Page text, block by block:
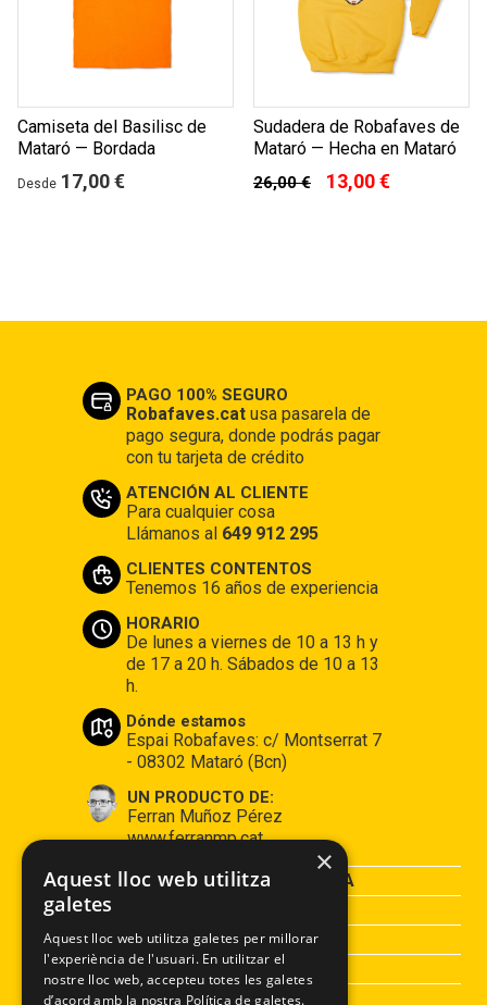
Camiseta del Basilisc de
Mataró — Bordada
Desde 17,00 €
Sudadera de Robafaves de
Mataró — Hecha en Mataró
26,00 € 13,00 €
PAGO 100% SEGURO
Robafaves.catusa pasarela de
pago segura, donde podrás pagar
con tu tarjeta de crédito
ATENCIÓN AL CLIENTE
Para cualquier cosa
Llámanos al 649 912 295
CLIENTES CONTENTOS
Tenemos 16 años de experiencia
HORARIO
De lunes a viernes de 10 a 13 h y
de 17 a 20 h. Sábados de 10 a 13
h.
Dónde estamos
Espai Robafaves: c/ Montserrat 7
- 08302 Mataró (Bcn)
UN PRODUCTO DE:
Ferran Muñoz Pérez
www.ferranmp.cat
CONDICIONES DE COMPRA
POLÍTICA DE PRIVACIDAD
POLÍTICA DE COOKIES
×
Aquest lloc web utilitza
galetes
Aquest lloc web utilitza galetes per millorar
l'experiència de l'usuari. En utilitzar el
nostre lloc web, accepteu totes les galetes
d’acord amb la nostra Política de galetes.